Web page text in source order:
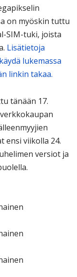
on myöskin tuttu
SIM-tuki, joista
Lisätietoja
lukemassa
linkin takaa.
tänään 17.
ensi viikolla 24.
versiot ja